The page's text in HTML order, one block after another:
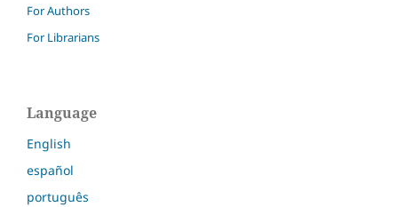
For Authors
For Librarians
Language
English
español
português